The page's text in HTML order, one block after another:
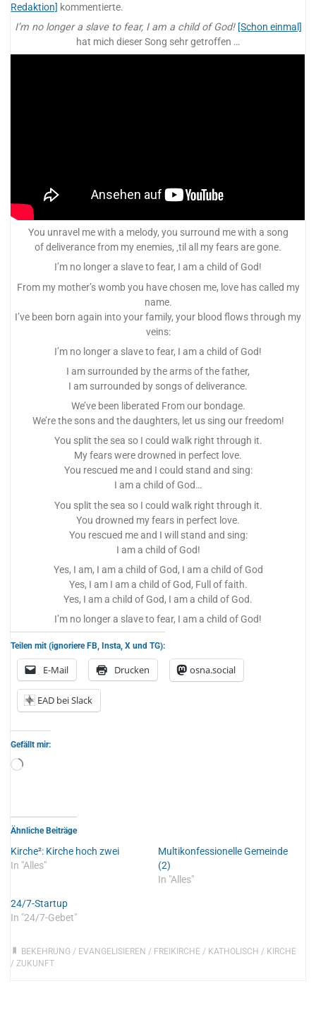
Redaktion] kommentierte.
I’m no longer a slave to fear, I am a child of God! [Schon einmal]
hat mich dieser Song sehr getroffen …
You unravel me with a melody, you surround me with a song
of deliverance from my enemies, ‚til all my fears are gone.
I’m no longer a slave to fear, I am a child of God!
From my mother’s womb you have chosen me, love has called my
name.
I’ve been born again into your family, your blood flows through my
veins:
I’m no longer a slave to fear, I am a child of God!
I am surrounded by the arms of the father,
I am surrounded by songs of deliverance.
We’ve been liberated From our bondage.
We’re the sons and the daughters, let us sing our freedom!
You split the sea so I could walk right through it.
My fears were drowned in perfect love.
You rescued me and I could stand and sing:
I am a child of God…
You split the sea so I could walk right through it.
You drowned my fears in perfect love.
You rescued me and I will stand and sing:
I am a child of God!
Yes, I am, I am a child of God, I am a child of God
Yes, I am I am a child of God, Full of faith.
Yes, I am a child of God, I am a child of God.
I’m no longer a slave to fear, I am a child of God!
Teilen mit (ignoriere FB, Insta, X und TG):
E-Mail Drucken osna.social
EAD bei Slack
Gefällt mir:
Wird
Ähnliche Beiträge
Kirche²: Kirche hoch zwei
In "Alles"
Multikonfessionelle Gemeinde
(2)
In "Alles"
24/7-Startup
In "24/7-Gebet"
BEKEHRUNG / EVANGELISIEREN / FREIKIRCHE / KATHOLISCH / KIRCHE
/ZUKUNFT